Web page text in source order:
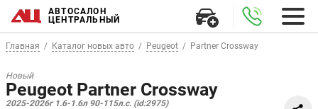
АВТОСАЛОН
ЦЕНТРАЛЬНЫЙ
Главная Каталог новых авто Peugeot Partner Crossway
Новый
Peugeot Partner Crossway
2025-2026г 1.6-1.6л 90-115л.с. (id:2975)